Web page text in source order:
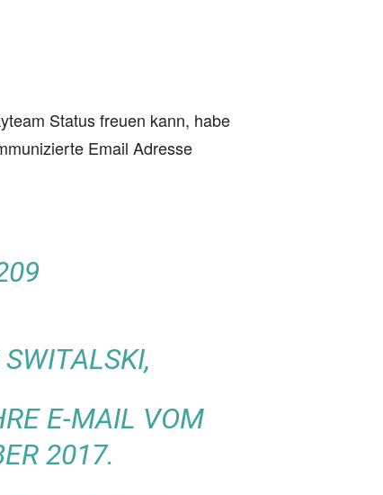
Status freuen kann, habe
Email Adresse
E-MAIL VOM
2017.